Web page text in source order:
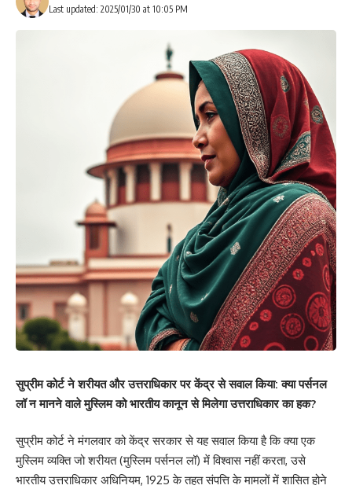
Last updated: 2025/01/30 at 10:05 PM
सुप्रीम कोर्टने शरीयत और उत्तराधिकार पर केंद्र से सवाल किया: क्या पर्सनल
लॉ न मानने वाले मुस्लिम को भारतीय कानून से मिलेगा उत्तराधिकार का हक?
सुप्रीम कोर्ट ने मंगलवार को केंद्र सरकार से यह सवाल किया है कि क्या एक
मुस्लिम व्यक्ति जो शरीयत (मुस्लिम पर्सनल लॉ) में विश्वास नहीं करता, उसे
भारतीय उत्तराधिकार अधिनियम, 1925 के तहत संपत्ति के मामलों में शासित होने